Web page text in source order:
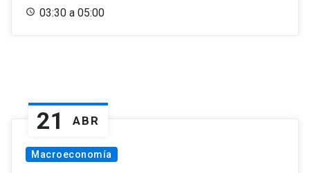
03:30 a 05:00
21 ABR
Macroeconomía